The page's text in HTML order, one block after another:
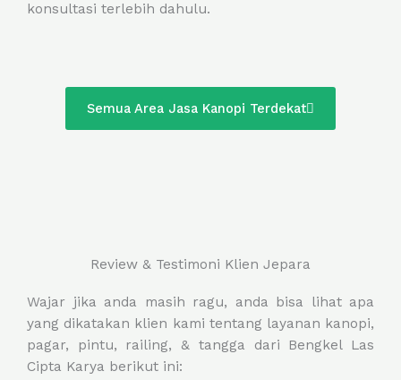
konsultasi terlebih dahulu.
Semua Area Jasa Kanopi Terdekat
Review & Testimoni Klien Jepara
Wajar jika anda masih ragu, anda bisa lihat apa
yang dikatakan klien kami tentang layanan kanopi,
pagar, pintu, railing, & tangga dari Bengkel Las
Cipta Karya berikut ini: